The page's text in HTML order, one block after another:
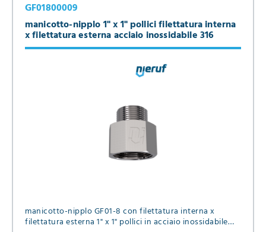
manicotto-nipplo 1" x 1" pollici filettatura interna
x filettatura esterna acciaio inossidabile 316
GF01800009
manicotto-nipplo GF01-8 con filettatura interna x
filettatura esterna 1" x 1" pollici in acciaio inossidabile